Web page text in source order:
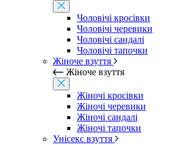
Чоловічі кросівки
Чоловічі черевики
Чоловічі сандалі
Чоловічі тапочки
Жіноче взуття
Жіноче взуття
Жіночі кросівки
Жіночі черевики
Жіночі сандалі
Жіночі тапочки
Унісекс взуття